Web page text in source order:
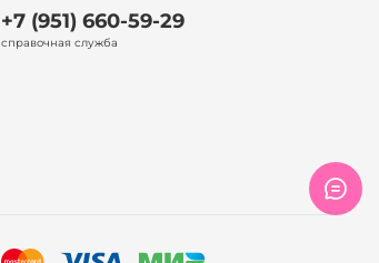
+7 (951) 660-59-29
справочная служба